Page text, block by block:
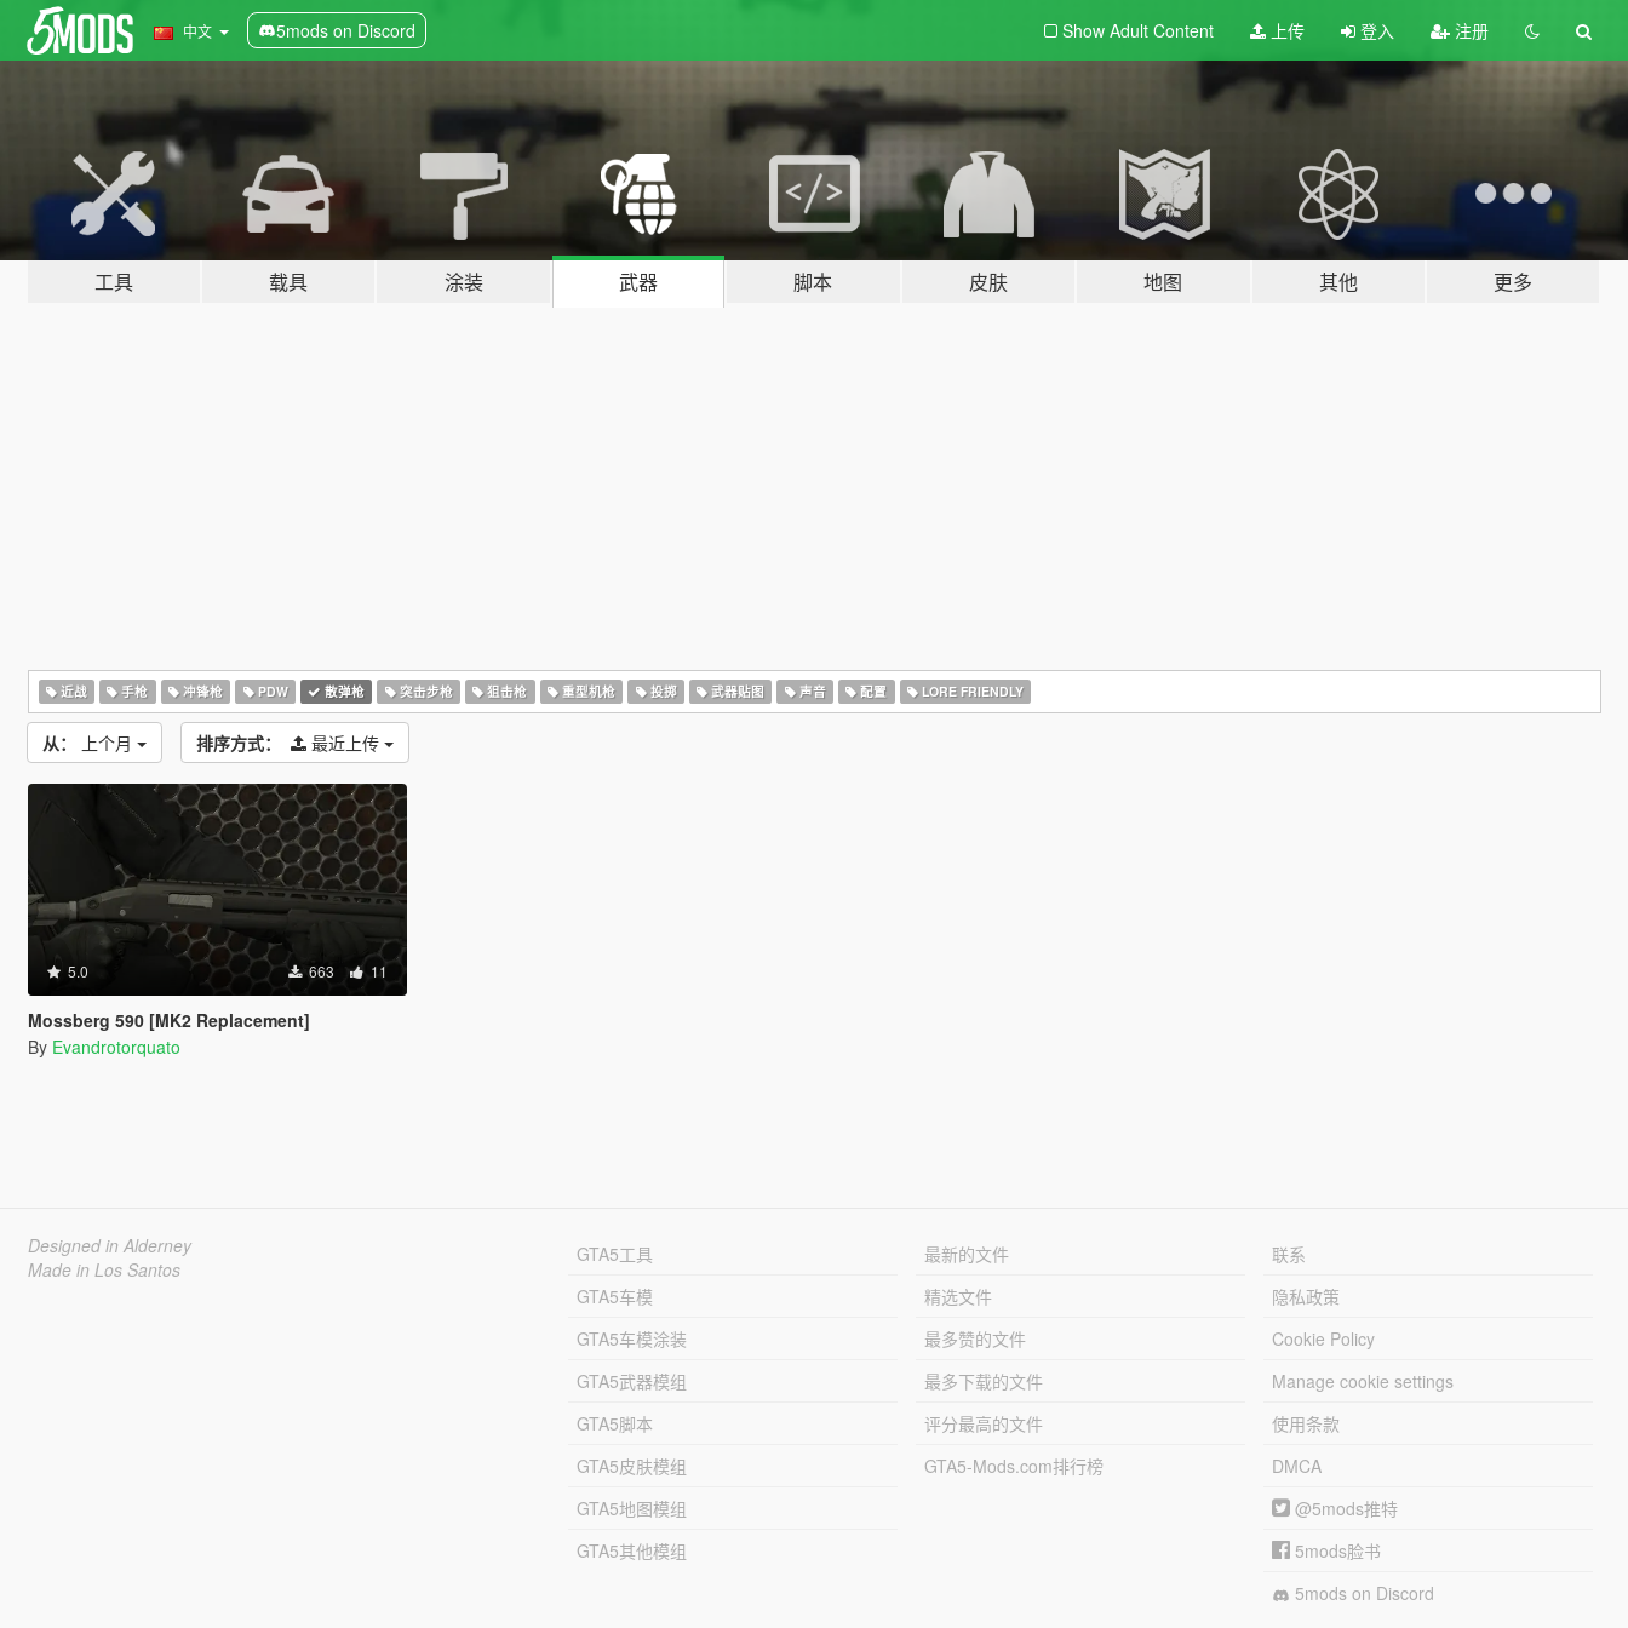
中文 5mods on Discord Show Adult Content 上传 登入 注册
工具 载具 涂装 武器 脚本 皮肤 地图 其他 更多
近战 手枪 冲锋枪 PDW 散弹枪 突击步枪 狙击枪 重型机枪 投掷 武器贴图 声音 配置 LORE FRIENDLY
从： 上个月 排序方式： 最近上传
5.0 663 11
Mossberg 590 [MK2 Replacement]
By Evandrotorquato
Designed in Alderney
Made in Los Santos
GTA5工具
GTA5车模
GTA5车模涂装
GTA5武器模组
GTA5脚本
GTA5皮肤模组
GTA5地图模组
GTA5其他模组
最新的文件
精选文件
最多赞的文件
最多下载的文件
评分最高的文件
GTA5-Mods.com排行榜
联系
隐私政策
Cookie Policy
Manage cookie settings
使用条款
DMCA
@5mods推特
5mods脸书
5mods on Discord